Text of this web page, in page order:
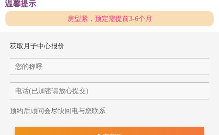
温馨提示
房型紧，预定需提前3-6个月
获取月子中心报价
预约后顾问会尽快回电与您联系